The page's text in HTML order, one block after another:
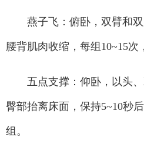
燕子飞：俯卧，双臂和双
腰背肌肉收缩，每组10~15次
五点支撑：仰卧，以头、
臀部抬离床面，保持5~10秒
组。